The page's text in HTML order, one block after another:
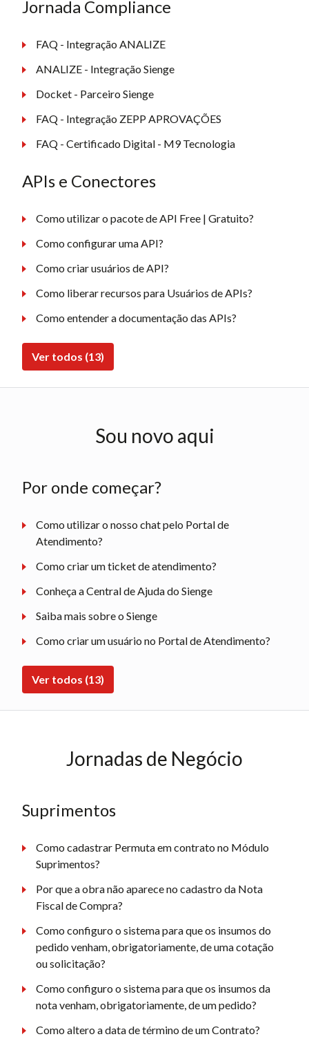
Jornada Compliance
FAQ - Integração ANALIZE
ANALIZE - Integração Sienge
Docket - Parceiro Sienge
FAQ - Integração ZEPP APROVAÇÕES
FAQ - Certificado Digital - M9 Tecnologia
APIs e Conectores
Como utilizar o pacote de API Free | Gratuito?
Como configurar uma API?
Como criar usuários de API?
Como liberar recursos para Usuários de APIs?
Como entender a documentação das APIs?
Ver todos (13)
Sou novo aqui
Por onde começar?
Como utilizar o nosso chat pelo Portal de
Atendimento?
Como criar um ticket de atendimento?
Conheça a Central de Ajuda do Sienge
Saiba mais sobre o Sienge
Como criar um usuário no Portal de Atendimento?
Ver todos (13)
Jornadas de Negócio
Suprimentos
Como cadastrar Permuta em contrato no Módulo
Suprimentos?
Por que a obra não aparece no cadastro da Nota
Fiscal de Compra?
Como configuro o sistema para que os insumos do
pedido venham, obrigatoriamente, de uma cotação
ou solicitação?
Como configuro o sistema para que os insumos da
nota venham, obrigatoriamente, de um pedido?
Como altero a data de término de um Contrato?